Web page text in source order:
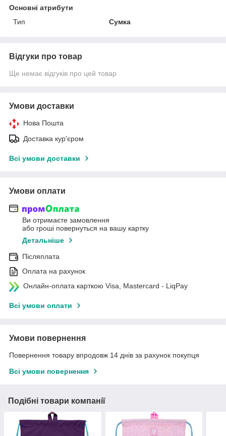
Основні атрибути
Тип
Сумка
Відгуки про товар
Ще немає відгуків про цей товар
Умови доставки
Нова Пошта
Доставка кур'єром
Всі умови доставки
Умови оплати
Ви отримаєте замовлення
або гроші повернуться на вашу картку
Детальніше
Післяплата
Оплата на рахунок
Онлайн-оплата карткою Visa, Mastercard - LiqPay
Всі умови оплати
Умови повернення
Повернення товару впродовж 14 днів за рахунок покупця
Всі умови повернення
Подібні товари компанії